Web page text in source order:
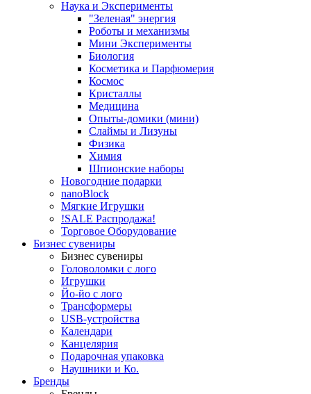
Наука и Эксперименты
"Зеленая" энергия
Роботы и механизмы
Мини Эксперименты
Биология
Косметика и Парфюмерия
Космос
Кристаллы
Медицина
Опыты-домики (мини)
Слаймы и Лизуны
Физика
Химия
Шпионские наборы
Новогодние подарки
nanoBlock
Мягкие Игрушки
!SALE Распродажа!
Торговое Оборудование
Бизнес сувениры
Бизнес сувениры
Головоломки с лого
Игрушки
Йо-йо с лого
Трансформеры
USB-устройства
Календари
Канцелярия
Подарочная упаковка
Наушники и Ко.
Бренды